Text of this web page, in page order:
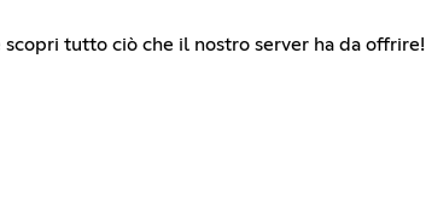
tutto ciò che il nostro server ha da offrire!